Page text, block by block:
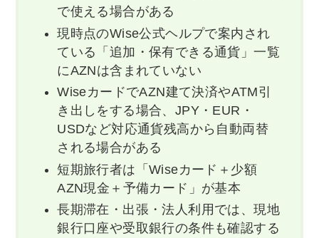
で使える場合がある
現時点のWise公式ヘルプで案内され
ている「追加・保有できる通貨」一覧
にAZNは含まれていない
WiseカードでAZN建て決済やATM引
き出しをする場合、JPY・EUR・
USDなど対応通貨残高から自動両替
される場合がある
短期旅行者は「Wiseカード＋少額
AZN現金＋予備カード」が基本
長期滞在・出張・法人利用では、現地
銀行口座や受取銀行の条件も確認する